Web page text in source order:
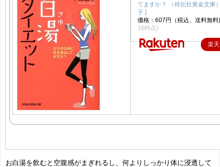
てますか？ （祥伝社黄金文庫
子 ]
価格：607円（税込、送料無料)
16時点)
楽
お白湯を飲むと空腹感がまぎれるし、何よりしっかり体に浸透して